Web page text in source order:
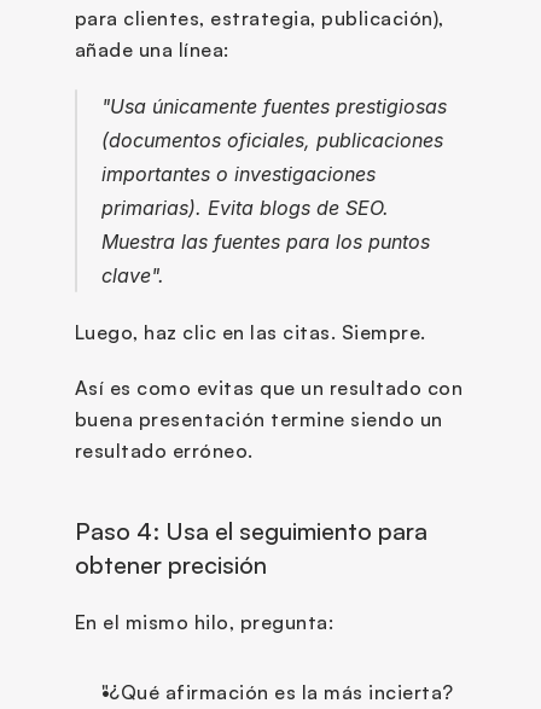
para clientes, estrategia, publicación),
añade una línea:
"Usa únicamente fuentes prestigiosas
(documentos oficiales, publicaciones
importantes o investigaciones
primarias). Evita blogs de SEO.
Muestra las fuentes para los puntos
clave".
Luego, haz clic en las citas. Siempre.
Así es como evitas que un resultado con
buena presentación termine siendo un
resultado erróneo.
Paso 4: Usa el seguimiento para
obtener precisión
En el mismo hilo, pregunta:
"¿Qué afirmación es la más incierta?